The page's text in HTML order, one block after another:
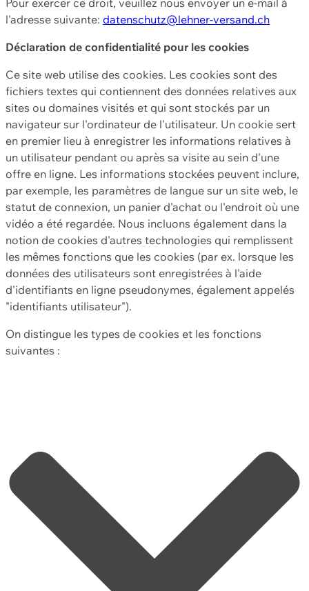
l'adresse suivante: datenschutz@lehner-versand.ch
Déclaration de confidentialité pour les cookies
Ce site web utilise des cookies. Les cookies sont des
fichiers textes qui contiennent des données relatives aux
sites ou domaines visités et qui sont stockés par un
navigateur sur l'ordinateur de l'utilisateur. Un cookie sert
en premier lieu à enregistrer les informations relatives à
un utilisateur pendant ou après sa visite au sein d'une
offre en ligne. Les informations stockées peuvent inclure,
par exemple, les paramètres de langue sur un site web, le
statut de connexion, un panier d'achat ou l'endroit où une
vidéo a été regardée. Nous incluons également dans la
notion de cookies d'autres technologies qui remplissent
les mêmes fonctions que les cookies (par ex. lorsque les
données des utilisateurs sont enregistrées à l'aide
d'identifiants en ligne pseudonymes, également appelés
"identifiants utilisateur").
On distingue les types de cookies et les fonctions
suivantes :